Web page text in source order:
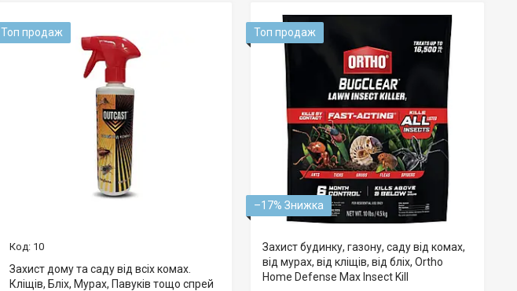
Топ продаж
10
Захист дому та саду від всіх комах.
Кліщів, Бліх, Мурах, Павуків тощо спрей
Топ продаж
–17%
Захист будинку, газону, саду від комах,
від мурах, від кліщів, від бліх, Ortho
Home Defense Max Insect Kill